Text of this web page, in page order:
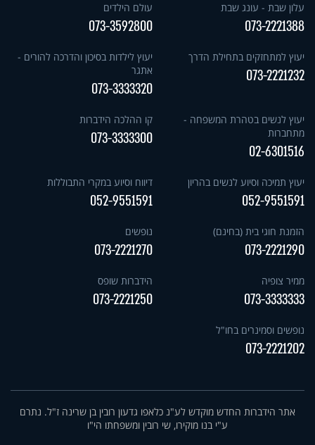
עלון שבת - עונג שבת
073-2221388
עולם הילדים
073-3592800
יעוץ למתחזקים בתחילת הדרך
073-2221232
יעוץ לילדות בסיכון והדרכה להורים -
אתגר
073-3333320
יעוץ לנשים בטהרת המשפחה -
מתחברות
02-6301516
קו ההלכה הידברות
073-3333300
יעוץ תמיכה וסיוע לנשים בהריון
052-9551591
דיווח וסיוע במקרי התבוללות
052-9551591
הזמנת חוגי בית (בחינם)
073-2221290
נופשים
073-2221270
ממיר צופיה
073-3333333
הידברות שופס
073-2221250
נופשים וסמינרים בחו"ל
073-2221202
אתר הידברות החדש מוקדש לע"נ כלאפו גדעון רובין בן שרינה ז"ל. נתרם
ע"י בנו מוקירו, שי רובין ומשפחתו הי"ו